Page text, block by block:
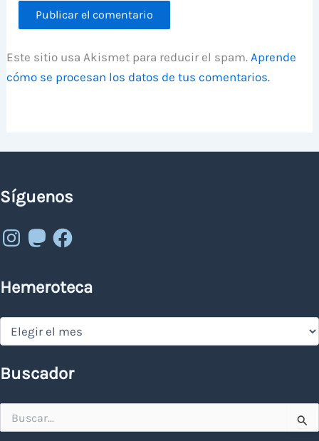
Este sitio usa Akismet para reducir el spam.Aprende
cómo se procesan los datos de tus comentarios.
Síguenos
Instagram
MastodonFacebook
Hemeroteca
Hemeroteca
Buscador
por: